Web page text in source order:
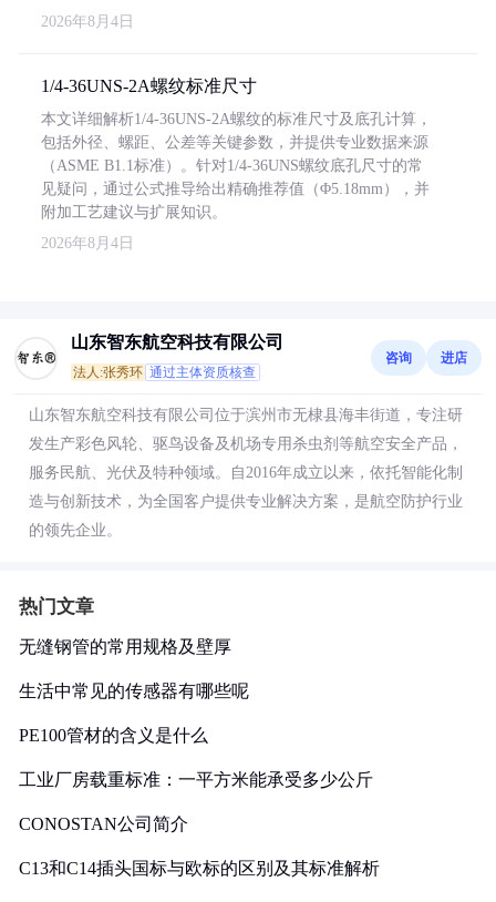
2026年8月4日
1/4-36UNS-2A螺纹标准尺寸
本文详细解析1/4-36UNS-2A螺纹的标准尺寸及底孔计算，
包括外径、螺距、公差等关键参数，并提供专业数据来源
（ASME B1.1标准）。针对1/4-36UNS螺纹底孔尺寸的常
见疑问，通过公式推导给出精确推荐值（Φ5.18mm），并
附加工艺建议与扩展知识。
2026年8月4日
山东智东航空科技有限公司
法人:张秀环 通过主体资质核查
咨询 进店
山东智东航空科技有限公司位于滨州市无棣县海丰街道，专注研
发生产彩色风轮、驱鸟设备及机场专用杀虫剂等航空安全产品，
服务民航、光伏及特种领域。自2016年成立以来，依托智能化制
造与创新技术，为全国客户提供专业解决方案，是航空防护行业
的领先企业。
热门文章
无缝钢管的常用规格及壁厚
生活中常见的传感器有哪些呢
PE100管材的含义是什么
工业厂房载重标准：一平方米能承受多少公斤
CONOSTAN公司简介
C13和C14插头国标与欧标的区别及其标准解析